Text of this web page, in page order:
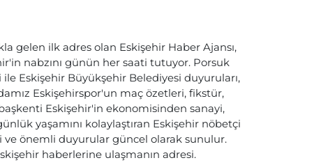
gelen ilk adres olan Eskişehir Haber Ajansı,
nabzını günün her saati tutuyor. Porsuk
ile Eskişehir Büyükşehir Belediyesi duyuruları,
Eskişehirspor'un maç özetleri, fikstür,
Eskişehir'in ekonomisinden sanayi,
yaşamını kolaylaştıran Eskişehir nöbetçi
ve önemli duyurular güncel olarak sunulur.
haberlerine ulaşmanın adresi.